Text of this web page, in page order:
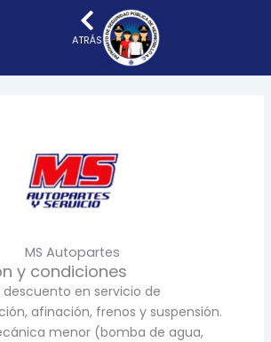
ATRÁS
MS Autopartes
y condiciones
descuento en servicio de
afinación, frenos y suspensión.
menor (bomba de agua,